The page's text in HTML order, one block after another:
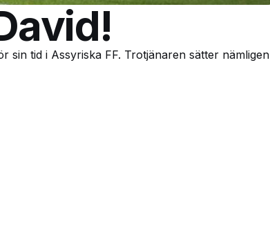
sin tid i Assyriska FF. Trotjänaren sätter nämligen